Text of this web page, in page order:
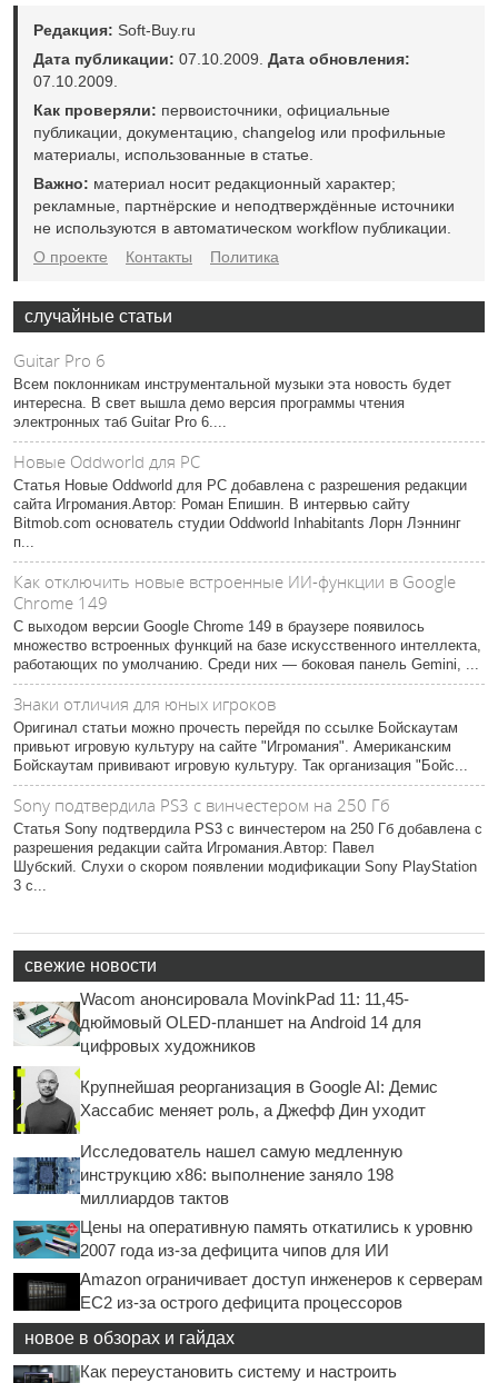
Редакция: Soft-Buy.ru
Дата публикации: 07.10.2009. Дата обновления:
07.10.2009.
Как проверяли: первоисточники, официальные
публикации, документацию, changelog или профильные
материалы, использованные в статье.
Важно: материал носит редакционный характер;
рекламные, партнёрские и неподтверждённые источники
не используются в автоматическом workflow публикации.
О проекте
Контакты Политика
случайные статьи
Guitar Pro 6
Всем поклонникам инструментальной музыки эта новость будет
интересна. В свет вышла демо версия программы чтения
электронных таб Guitar Pro 6....
Новые Oddworld для PC
Статья Новые Oddworld для PC добавлена с разрешения редакции
сайта Игромания.Автор: Роман Епишин. В интервью сайту
Bitmob.com основатель студии Oddworld Inhabitants Лорн Лэннинг
п...
Как отключить новые встроенные ИИ-функции в Google
Chrome 149
С выходом версии Google Chrome 149 в браузере появилось
множество встроенных функций на базе искусственного интеллекта,
работающих по умолчанию. Среди них — боковая панель Gemini, ...
Знаки отличия для юных игроков
Оригинал статьи можно прочесть перейдя по ссылке Бойскаутам
привьют игровую культуру на сайте "Игромания". Американским
Бойскаутам прививают игровую культуру. Так организация "Бойс...
Sony подтвердила PS3 с винчестером на 250 Гб
Статья Sony подтвердила PS3 с винчестером на 250 Гб добавлена с
разрешения редакции сайта Игромания.Автор: Павел
Шубский. Слухи о скором появлении модификации Sony PlayStation
3 с...
свежие новости
Wacom анонсировала MovinkPad 11: 11,45-
дюймовый OLED-планшет на Android 14 для
цифровых художников
Крупнейшая реорганизация в Google AI: Демис
Хассабис меняет роль, а Джефф Дин уходит
Исследователь нашел самую медленную
инструкцию x86: выполнение заняло 198
миллиардов тактов
Цены на оперативную память откатились к уровню
2007 года из-за дефицита чипов для ИИ
Amazon ограничивает доступ инженеров к серверам
EC2 из-за острого дефицита процессоров
новое в обзорах и гайдах
Как переустановить систему и настроить